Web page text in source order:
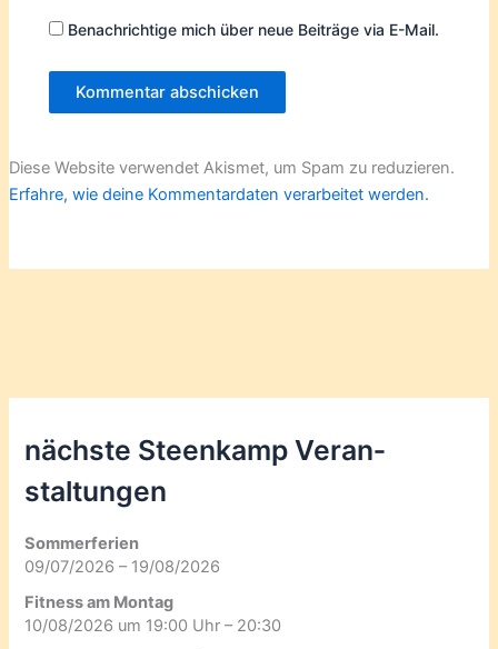
Benachrichtige mich über neue Beiträge via E-Mail.
Diese Website verwendet Akismet, um Spam zu reduzieren.
Erfahre, wie deine Kommentardaten verarbeitet werden.
nächste Steenkamp Veran­
staltungen
Sommerferien
09/07/2026 – 19/08/2026
Fitness am Montag
10/08/2026 um 19:00 Uhr – 20:30